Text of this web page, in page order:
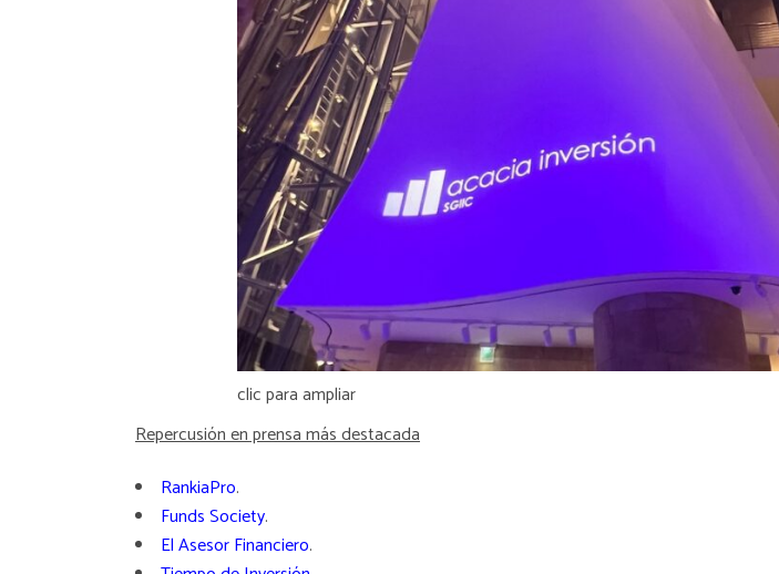
clic para ampliar
Repercusión en prensa más destacada
RankiaPro.
Funds Society.
El Asesor Financiero.